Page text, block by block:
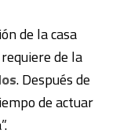
de la casa
de la
. Después de
de actuar